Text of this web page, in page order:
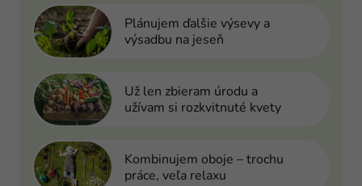
Plánujem ďalšie výsevy a
výsadbu na jeseň
Už len zbieram úrodu a
užívam si rozkvitnuté kvety
Kombinujem oboje – trochu
práce, veľa relaxu